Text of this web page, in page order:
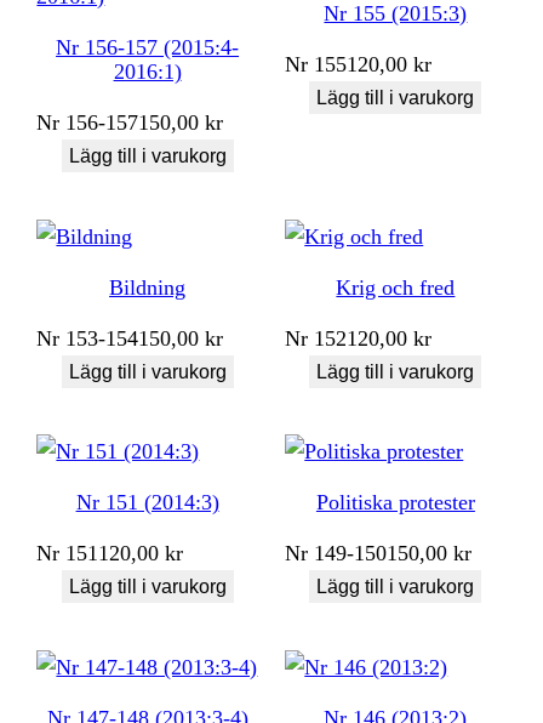
Nr 156-157 (2015:4-
2016:1)
Nr 156-157150,00kr
Lägg till i varukorg
Nr 155 (2015:3)
Nr 155120,00kr
Lägg till i varukorg
Bildning
Nr 153-154150,00kr
Lägg till i varukorg
Krig och fred
Nr 152120,00kr
Lägg till i varukorg
Nr 151 (2014:3)
Nr 151120,00kr
Lägg till i varukorg
Politiska protester
Nr 149-150150,00kr
Lägg till i varukorg
Nr 147-148 (2013:3-4) Nr 146 (2013:2)